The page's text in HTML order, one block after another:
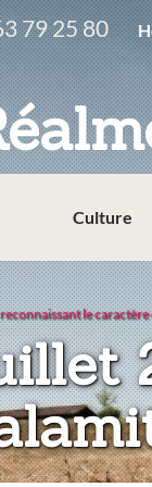
79 25 80
Culture
le caractère